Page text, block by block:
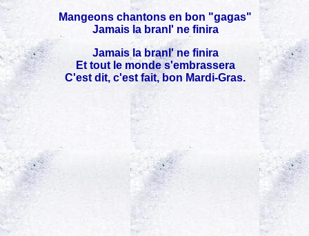
Mangeons chantons en bon "gagas"
Jamais la branl' ne finira
Jamais la branl' ne finira
Et tout le monde s'embrassera
C'est dit, c'est fait, bon Mardi-Gras.